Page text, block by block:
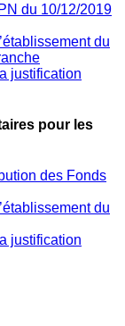
du 10/12/2019
du
justification
pour les
des Fonds
du
justification